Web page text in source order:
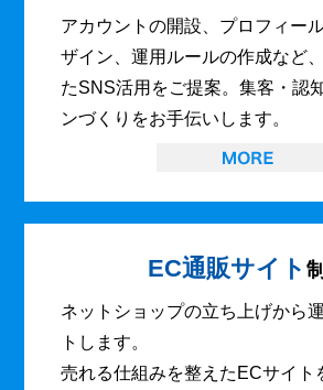
アカウントの開設、プロフィー
ザイン、運用ルールの作成など
たSNS活用をご提案。集客・認
ンづくりをお手伝いします。
EC通販サイト
ネットショップの立ち上げから
トします。
売れる仕組みを整えたECサイト